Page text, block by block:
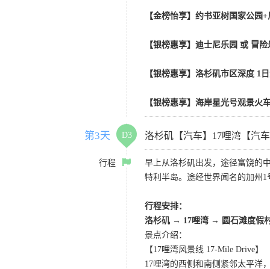
【金榜怡享】约书亚树国家公园
【银榜惠享】迪士尼乐园 或 冒
【银榜惠享】洛杉矶市区深度 1
【银榜惠享】海岸星光号观景火
第3天 D3 洛杉矶【汽车】17哩湾【汽
行程
早上从洛杉矶出发，途径富饶的
特利半岛。途经世界闻名的加州
行程安排：
洛杉矶 → 17哩湾 → 圆石滩度假
景点介绍：
【17哩湾风景线 17-Mile Drive】
17哩湾的西侧和南侧紧邻太平洋